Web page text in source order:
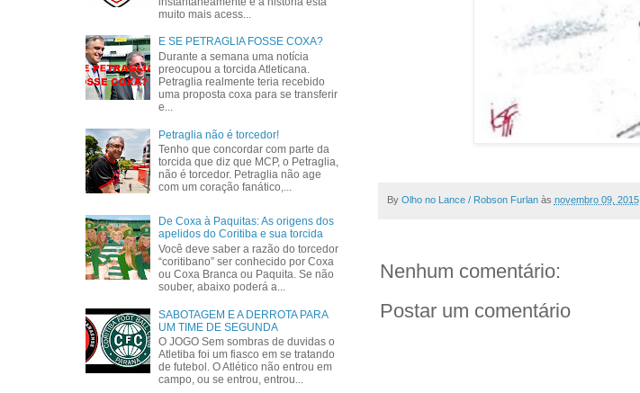
By Olho no Lance / Robson Furlan às novembro 09, 2015
Nenhum comentário:
Postar um comentário
muito mais acess...
E SE PETRAGLIA FOSSE COXA?
Durante a semana uma notícia
preocupou a torcida Atleticana.
Petraglia realmente teria recebido
uma proposta coxa para se transferir
e...
Petraglia não é torcedor!
Tenho que concordar com parte da
torcida que diz que MCP, o Petraglia,
não é torcedor. Petraglia não age
com um coração fanático,...
De Coxa à Paquitas: As origens dos
apelidos do Coritiba e sua torcida
Você deve saber a razão do torcedor
“coritibano” ser conhecido por Coxa
ou Coxa Branca ou Paquita. Se não
souber, abaixo poderá a...
SABOTAGEM E A DERROTA PARA
UM TIME DE SEGUNDA
O JOGO Sem sombras de duvidas o
Atletiba foi um fiasco em se tratando
de futebol. O Atlético não entrou em
campo, ou se entrou, entrou...